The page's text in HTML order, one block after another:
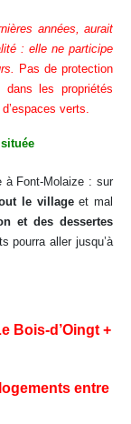
années, aurait
: elle ne participe
Pas de protection
les propriétés
verts.
à Font-Molaize : sur
le villageet mal
et des dessertes
pourra aller jusqu’à
Bois-d’Oingt +
entre